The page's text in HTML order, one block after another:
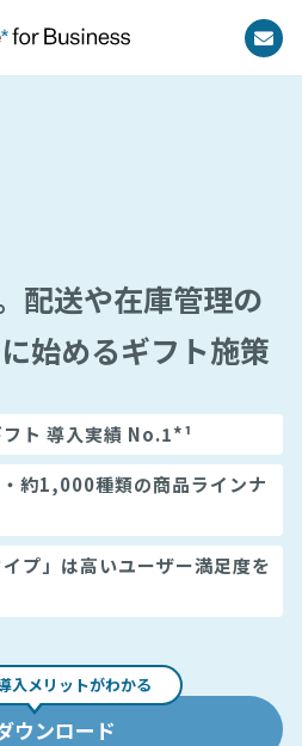
配送や在庫管理の
始めるギフト施策
ト 導入実績 No.1*¹
約1,000種類の商品ラインナ
プ」は高いユーザー満足度を
入メリットがわかる
ウンロード